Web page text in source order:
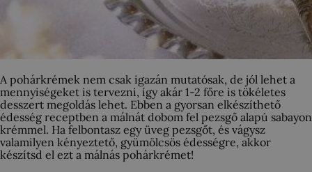
A pohárkrémek nem csak igazán mutatósak, de jól lehet a
mennyiségeket is tervezni, így akár 1-2 főre is tökéletes
desszert megoldás lehet. Ebben a gyorsan elkészíthető
édesség receptben a málnát dobom fel pezsgő alapú sabayon
krémmel. Ha felbontasz egy üveg pezsgőt, és vágysz
valamilyen kényeztető, gyümölcsös édességre, akkor
készítsd el ezt a málnás pohárkrémet!